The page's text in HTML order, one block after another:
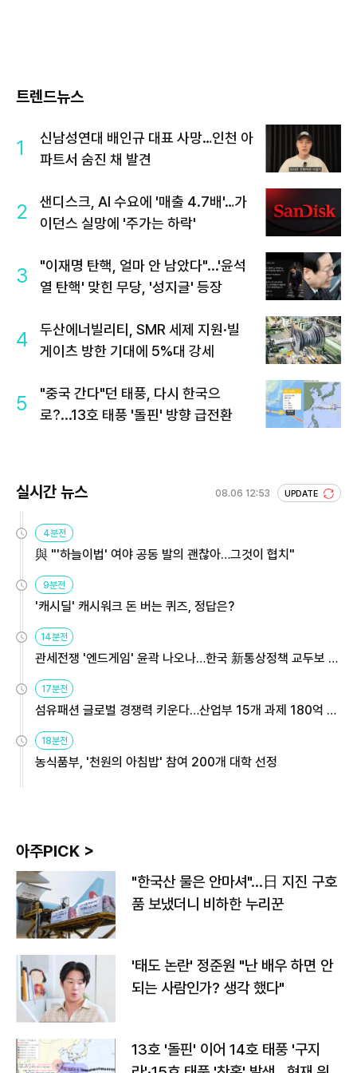
트렌드뉴스
1
신남성연대 배인규 대표 사망…인천 아
파트서 숨진 채 발견
2
샌디스크, AI 수요에 '매출 4.7배'…가
이던스 실망에 '주가는 하락'
3
"이재명 탄핵, 얼마 안 남았다"...'윤석
열 탄핵' 맞힌 무당, '성지글' 등장
4
두산에너빌리티, SMR 세제 지원·빌
게이츠 방한 기대에 5%대 강세
5
"중국 간다"던 태풍, 다시 한국으
로?...13호 태풍 '돌핀' 방향 급전환
실시간 뉴스 08.06 12:53 UPDATE
4분전
與 "'하늘이법' 여야 공동 발의 괜찮아…그것이 협치"
9분전
'캐시딜' 캐시워크 돈 버는 퀴즈, 정답은?
14분전
관세전쟁 '엔드게임' 윤곽 나오나…한국 新통상정책 교두보 활
17분전
섬유패션 글로벌 경쟁력 키운다…산업부 15개 과제 180억 지
18분전
농식품부, '천원의 아침밥' 참여 200개 대학 선정
아주PICK >
"한국산 물은 안마셔"…日 지진 구호
품 보냈더니 비하한 누리꾼
'태도 논란' 정준원 "난 배우 하면 안
되는 사람인가? 생각 했다"
13호 '돌핀' 이어 14호 태풍 '구지